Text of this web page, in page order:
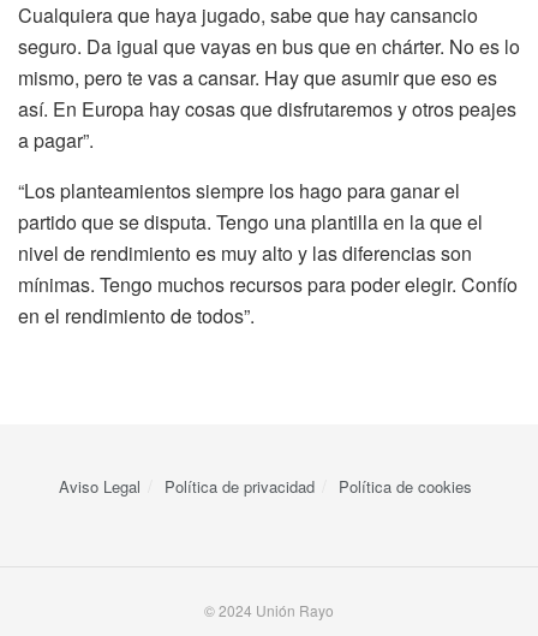
Cualquiera que haya jugado, sabe que hay cansancio
seguro. Da igual que vayas en bus que en chárter. No es lo
mismo, pero te vas a cansar. Hay que asumir que eso es
así. En Europa hay cosas que disfrutaremos y otros peajes
a pagar”.
“Los planteamientos siempre los hago para ganar el
partido que se disputa. Tengo una plantilla en la que el
nivel de rendimiento es muy alto y las diferencias son
mínimas. Tengo muchos recursos para poder elegir. Confío
en el rendimiento de todos”.
Aviso Legal Política de privacidad Política de cookies
© 2024 Unión Rayo